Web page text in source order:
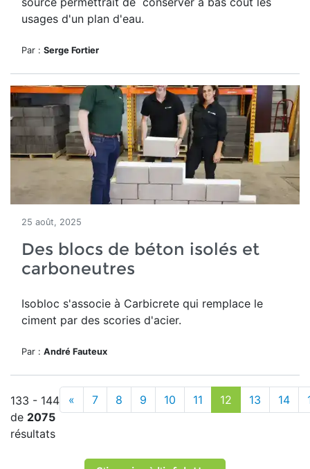
usages d'un plan d'eau.
Par : Serge Fortier
25 août, 2025
Des blocs de béton isolés et
carboneutres
Isobloc s'associe à Carbicrete qui remplace le
ciment par des scories d'acier.
Par : André Fauteux
133 - 144
de 2075
résultats
« 7 8 9 10 11 12 13 14